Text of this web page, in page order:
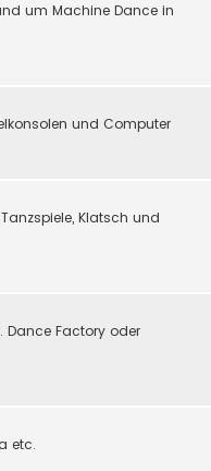
um Machine Dance in
und Computer
Klatsch und
Dance Factory oder
etc.